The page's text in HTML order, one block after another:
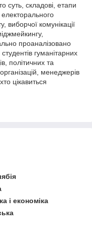
суть, складові, етапи
виборчої комунікації
проаналізовано
гуманітарних
політичних та
менеджерів
цікавиться
і економіка